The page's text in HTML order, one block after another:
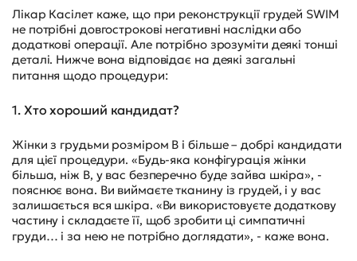
Лікар Касілет каже, що при реконструкції грудей SWIM
не потрібні довгострокові негативні наслідки або
додаткові операції. Але потрібно зрозуміти деякі тонші
деталі. Нижче вона відповідає на деякі загальні
питання щодо процедури:
1. Хто хороший кандидат?
Жінки з грудьми розміром B і більше – добрі кандидати
для цієї процедури. «Будь-яка конфігурація жінки
більша, ніж B, у вас безперечно буде зайва шкіра», -
пояснює вона. Ви виймаєте тканину із грудей, і у вас
залишається вся шкіра. «Ви використовуєте додаткову
частину і складаєте її, щоб зробити ці симпатичні
груди… і за нею не потрібно доглядати», - каже вона.